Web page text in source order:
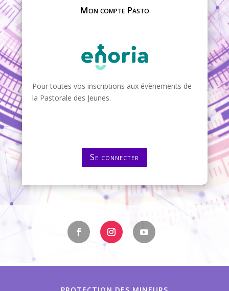
Mon compte Pasto
Pour toutes vos inscriptions aux évènements de
la Pastorale des Jeunes.
Se connecter